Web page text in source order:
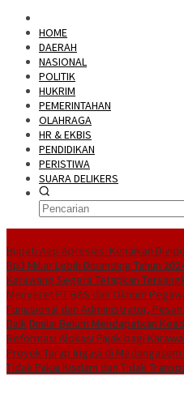
HOME
DAERAH
NASIONAL
POLITIK
HUKRIM
PEMERINTAHAN
OLAHRAGA
HR & EKBIS
PENDIDIKAN
PERISTIWA
SUARA DELIKERS
Bupati Aep Apresiasi Kenaikan
Rp3 Miliar Lebih Dibanding Tahun
Karawang Segera Tetapkan
Menyeret PT BAS dan Oknum
Fungsional dan Administrator,
BaikDinilai Belum Mendapatkan
Reformasi Alokasi Pajak bagi
Proyek Turap Irigasi di
Tidak Pakai Kisdam dan Tidak